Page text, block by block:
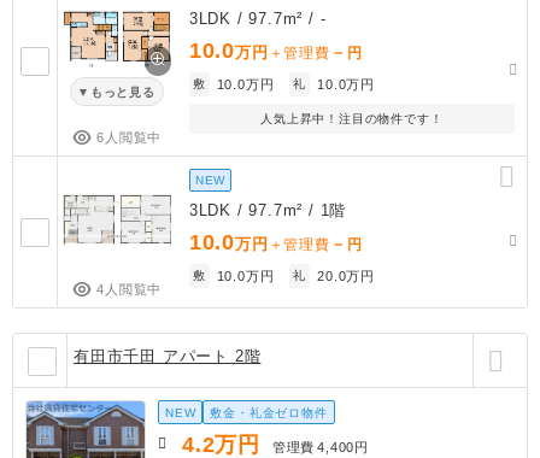
もっと見る
6人閲覧中
3LDK / 97.7m² / -
10.0万円 ＋管理費 － 円
敷 10.0万円 礼 10.0万円
人気上昇中！注目の物件です！
4人閲覧中
NEW
3LDK / 97.7m² / 1階
10.0万円 ＋管理費 － 円
敷 10.0万円 礼 20.0万円
有田市千田 アパート 2階
NEW 敷金・礼金ゼロ物件
4.2万円 管理費 4,400円